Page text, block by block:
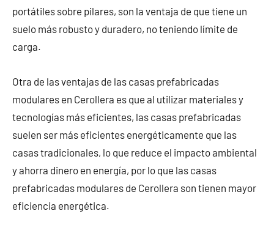
portátiles sobre pilares, son la ventaja de que tiene un
suelo más robusto y duradero, no teniendo límite de
carga.
Otra de las ventajas de las casas prefabricadas
modulares en Cerollera es que al utilizar materiales y
tecnologías más eficientes, las casas prefabricadas
suelen ser más eficientes energéticamente que las
casas tradicionales, lo que reduce el impacto ambiental
y ahorra dinero en energía, por lo que las casas
prefabricadas modulares de Cerollera son tienen mayor
eficiencia energética.